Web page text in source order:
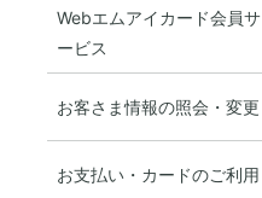
Webエムアイカード会員サ
ービス
お客さま情報の照会・変更
お支払い・カードのご利用